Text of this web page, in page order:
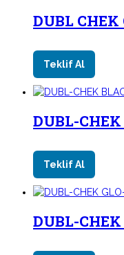
DUBL CHEK
Teklif Al
DUBL-
Teklif Al
DUBL-